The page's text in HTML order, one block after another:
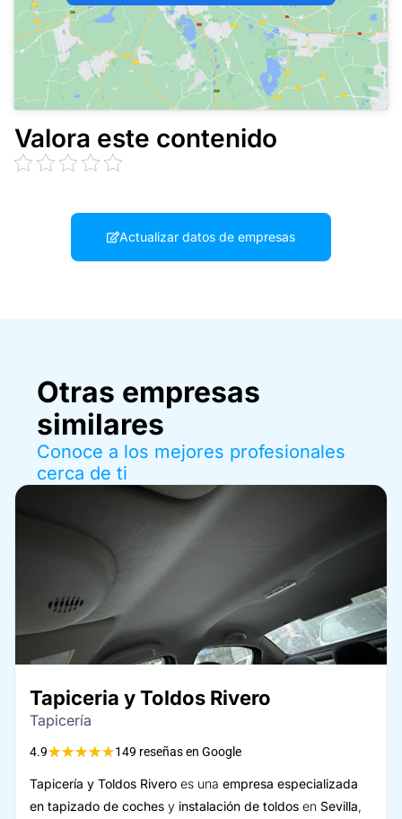
Valora este contenido
Actualizar datos de empresas
Otras empresas
similares
Conoce a los mejores profesionales
cerca de ti
Tapiceria y Toldos Rivero
Tapicería
4.9★★★★★149 reseñas en Google
Tapicería y Toldos Rivero es una empresa especializada
en tapizado de coches y instalación de toldos en Sevilla,